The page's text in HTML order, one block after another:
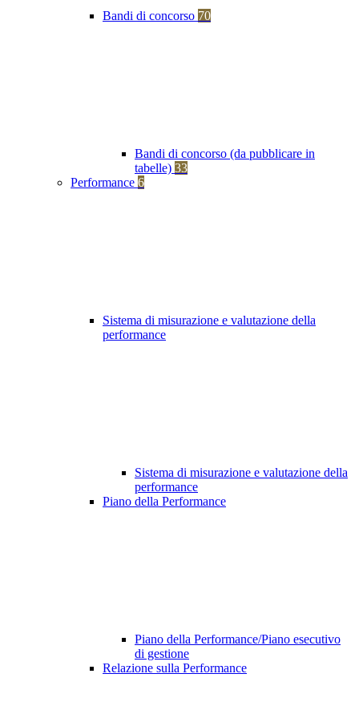
Bandi di concorso 70
Bandi di concorso (da pubblicare in
tabelle) 33
Performance 6
Sistema di misurazione e valutazione della
performance
Sistema di misurazione e valutazione della
performance
Piano della Performance
Piano della Performance/Piano esecutivo
di gestione
Relazione sulla Performance